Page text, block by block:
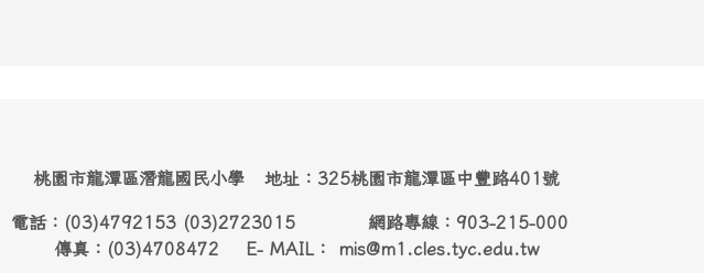
桃園市龍潭區潛龍國民小學 地址：325桃園市龍潭區中豐路401號
電話：(03)4792153 (03)2723015 網路專線：903-215-000
傳真：(03)4708472 E- MAIL： mis@m1.cles.tyc.edu.tw